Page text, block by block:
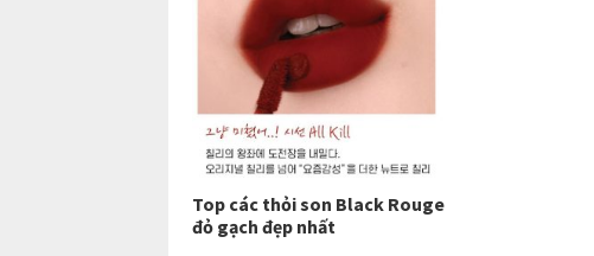
Top các thỏi son Black Rouge
đỏ gạch đẹp nhất